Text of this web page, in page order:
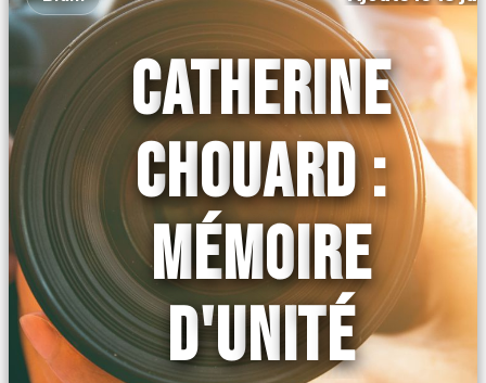
CATHERINE
CHOUARD :
MÉMOIRE
D'UNITÉ